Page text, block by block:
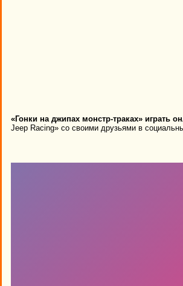
«Гонки на джипах монстр-траках» играть
Jeep Racing» со своими друзьями в